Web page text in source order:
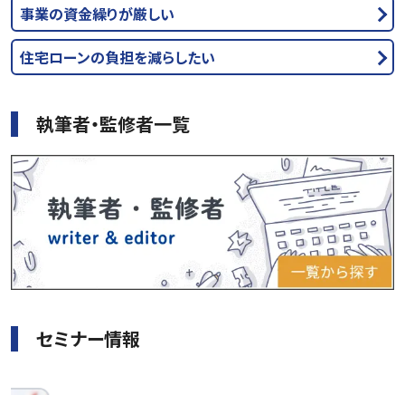
事業の資金繰りが厳しい
住宅ローンの負担を減らしたい
執筆者・監修者一覧
セミナー情報